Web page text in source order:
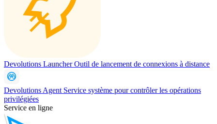
Devolutions LauncherOutil de lancement de connexions à distance
Devolutions Agent Service système pour contrôler les opérations
privilégiées
Service en ligne